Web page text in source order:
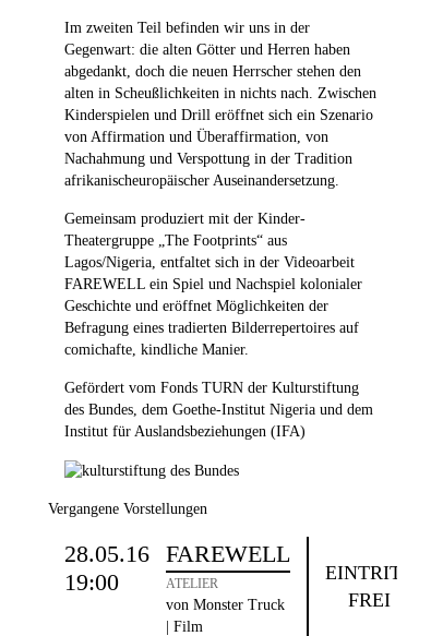
Im zweiten Teil befinden wir uns in der
Gegenwart: die alten Götter und Herren haben
abgedankt, doch die neuen Herrscher stehen den
alten in Scheußlichkeiten in nichts nach. Zwischen
Kinderspielen und Drill eröffnet sich ein Szenario
von Affirmation und Überaffirmation, von
Nachahmung und Verspottung in der Tradition
afrikanischeuropäischer Auseinandersetzung.
Gemeinsam produziert mit der Kinder-
Theatergruppe „The Footprints“ aus
Lagos/Nigeria, entfaltet sich in der Videoarbeit
FAREWELL ein Spiel und Nachspiel kolonialer
Geschichte und eröffnet Möglichkeiten der
Befragung eines tradierten Bilderrepertoires auf
comichafte, kindliche Manier.
Gefördert vom Fonds TURN der Kulturstiftung
des Bundes, dem Goethe-Institut Nigeria und dem
Institut für Auslandsbeziehungen (IFA)
Vergangene Vorstellungen
28.05.16
19:00
FAREWELL
ATELIER
von Monster Truck
| Film
EINTRITT
FREI